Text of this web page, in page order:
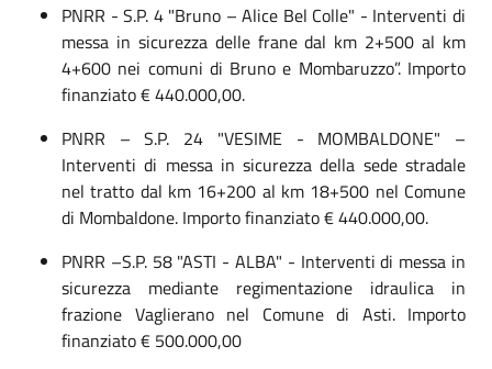
PNRR - S.P. 4 "Bruno – Alice Bel Colle" - Interventi di
messa in sicurezza delle frane dal km 2+500 al km
4+600 nei comuni di Bruno e Mombaruzzo”. Importo
finanziato € 440.000,00.
PNRR – S.P. 24 "VESIME - MOMBALDONE" –
Interventi di messa in sicurezza della sede stradale
nel tratto dal km 16+200 al km 18+500 nel Comune
di Mombaldone. Importo finanziato € 440.000,00.
PNRR –S.P. 58 "ASTI - ALBA" - Interventi di messa in
sicurezza mediante regimentazione idraulica in
frazione Vaglierano nel Comune di Asti. Importo
finanziato € 500.000,00